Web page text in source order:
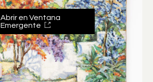
Abrir en Ventana
Emergente